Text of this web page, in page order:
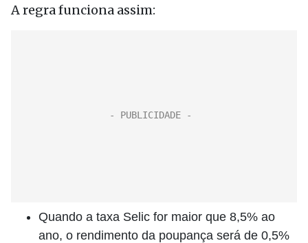
A regra funciona assim:
Quando a taxa Selic for maior que 8,5% ao
ano, o rendimento da poupança será de 0,5%